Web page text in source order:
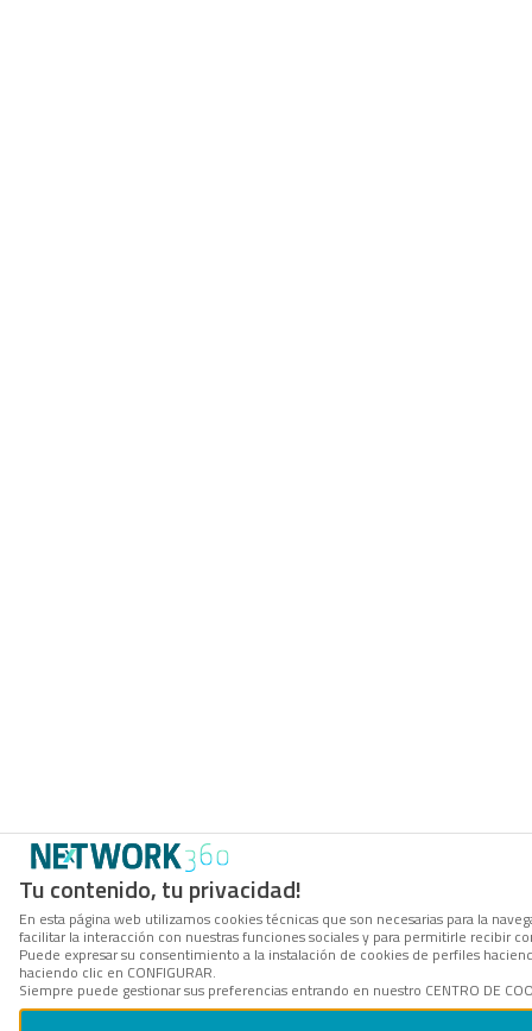
Tu contenido, tu privacidad!
En esta página web utilizamos cookies técnicas que son necesarias para la
facilitar la interacción con nuestras funciones sociales y para permitirle recibir
Puede expresar su consentimiento a la instalación de cookies de perfiles
haciendo clic en CONFIGURAR.
Siempre puede gestionar sus preferencias entrando en nuestro CENTRO DE